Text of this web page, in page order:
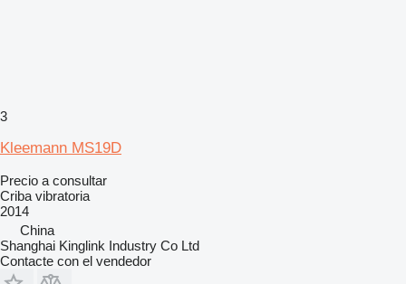
3
Kleemann MS19D
Precio a consultar
Criba vibratoria
2014
China
Shanghai Kinglink Industry Co Ltd
Contacte con el vendedor